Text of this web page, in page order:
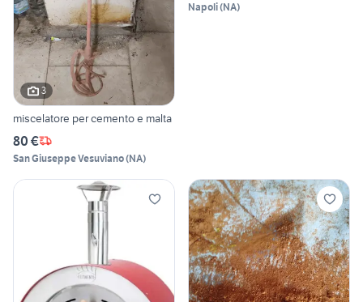
3
miscelatore per cemento e malta
80 €
San Giuseppe Vesuviano(NA)
Napoli(NA)